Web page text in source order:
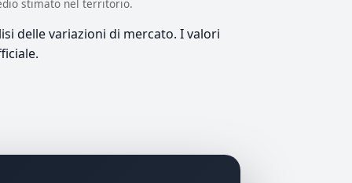
stimato nel territorio.
delle variazioni di mercato. I valori